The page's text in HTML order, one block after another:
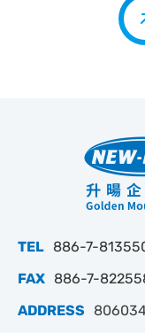
TEL 886-7-
FAX 886-7-
ADDRESS